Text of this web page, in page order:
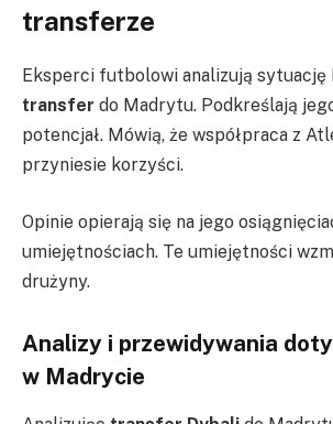
transferze
Eksperci futbolowi analizują sytuację
transfer do Madrytu. Podkreślają
potencjał. Mówią, że współpraca z
przyniesie korzyści.
Opinie opierają się na jego
umiejętnościach. Te umiejętności
drużyny.
Analizy i przewidywania
w Madrycie